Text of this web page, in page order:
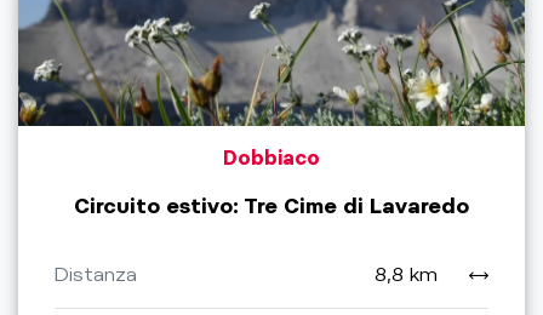
Dobbiaco
Circuito estivo: Tre Cime di Lavaredo
Distanza 8,8 km